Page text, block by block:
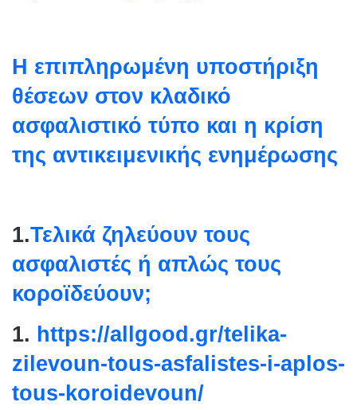
Η επιπληρωμένη υποστήριξη
θέσεων στον κλαδικό
ασφαλιστικό τύπο και η κρίση
της αντικειμενικής ενημέρωσης
1.Τελικά ζηλεύουν τους
ασφαλιστές ή απλώς τους
κοροϊδεύουν;
1. https://allgood.gr/telika-
zilevoun-tous-asfalistes-i-aplos-
tous-koroidevoun/